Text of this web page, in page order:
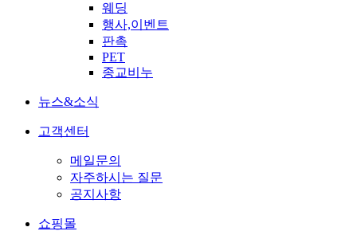
웨딩
행사,이벤트
판촉
PET
종교비누
뉴스&소식
고객센터
메일문의
자주하시는 질문
공지사항
쇼핑몰